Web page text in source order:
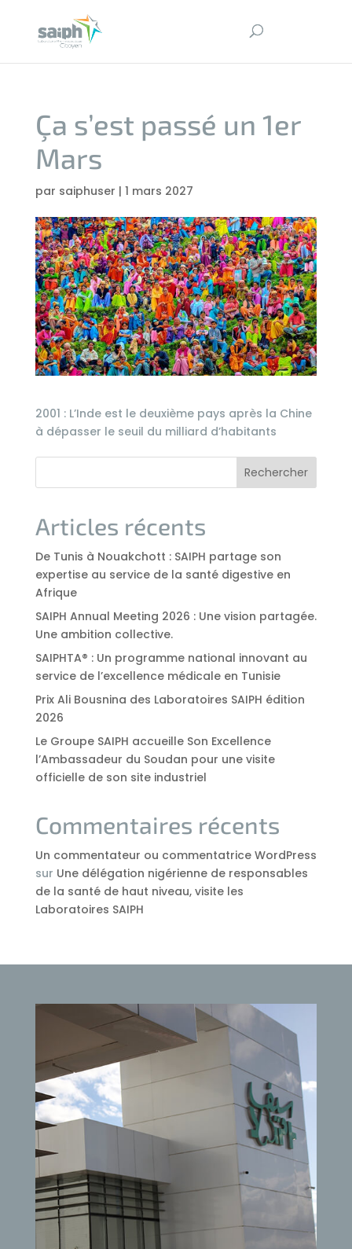
Ça s’est passé un 1er
Mars
par saiphuser | 1 mars 2027
2001 : L’Inde est le deuxième pays après la Chine
à dépasser le seuil du milliard d’habitants
Rechercher
Articles récents
De Tunis à Nouakchott : SAIPH partage son
expertise au service de la santé digestive en
Afrique
SAIPH Annual Meeting 2026 : Une vision partagée.
Une ambition collective.
SAIPHTA® : Un programme national innovant au
service de l’excellence médicale en Tunisie
Prix Ali Bousnina des Laboratoires SAIPH édition
2026
Le Groupe SAIPH accueille Son Excellence
l’Ambassadeur du Soudan pour une visite
officielle de son site industriel
Commentaires récents
Un commentateur ou commentatrice WordPress
sur Une délégation nigérienne de responsables
de la santé de haut niveau, visite les
Laboratoires SAIPH